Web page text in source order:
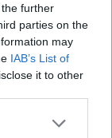
further
parties on the
may
IAB’s List of
it to other
more Google
ευρώ
τη